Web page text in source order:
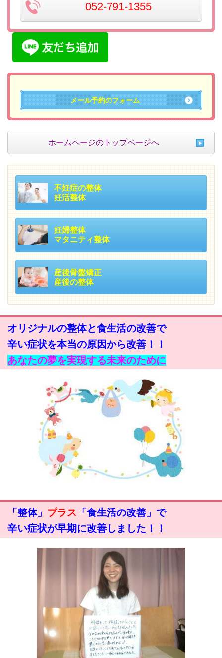
052-791-1355
メール予約のフォーム
ホームページのトップページへ
不妊症の整体
妊活整体
妊婦整体
マタニティ整体
産後骨盤矯正
産後の整体
オリジナルの整体と食生活の改善で
辛い症状を本当の原因から改善！！
あなたの夢を実現する未来のために
「整体」 プラス 「食生活の改善」で
辛い症状が早期に改善しました！！